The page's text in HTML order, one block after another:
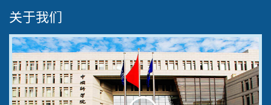
关于我们